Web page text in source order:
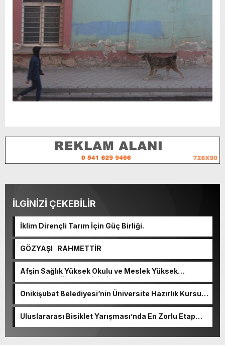
İLGİNİZİ ÇEKEBİLİR
İklim Dirençli Tarım İçin Güç Birliği.
GÖZYAŞI RAHMETTİR
Afşin Sağlık Yüksek Okulu ve Meslek Yüksek
Okulunda görev değişimi!
Onikişubat Belediyesi’nin Üniversite Hazırlık Kursu
başvurularında son gün 7 Ağustos.
Uluslararası Bisiklet Yarışması’nda En Zorlu Etap